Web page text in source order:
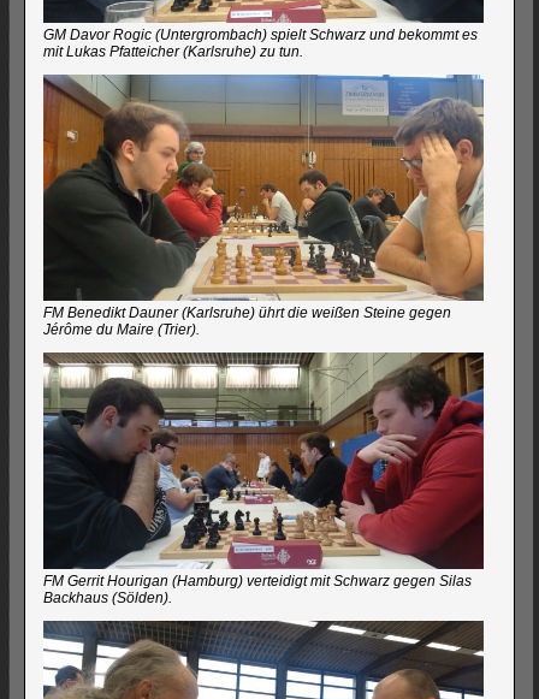
GM Davor Rogic (Untergrombach) spielt Schwarz und bekommt es
mit Lukas Pfatteicher (Karlsruhe) zu tun.
FM Benedikt Dauner (Karlsruhe) ührt die weißen Steine gegen
Jérôme du Maire (Trier).
FM Gerrit Hourigan (Hamburg) verteidigt mit Schwarz gegen Silas
Backhaus (Sölden).